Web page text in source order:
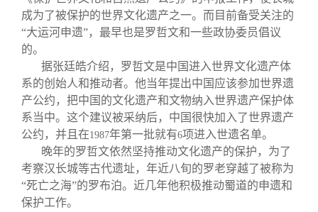
成为了被保护的世界文化遗产之一。而目前备受关注的
“大运河申遗”，最早也是罗哲文和一些政协委员倡议
的。
据张廷皓介绍，罗哲文是中国进入世界文化遗产体
系的创始人和推动者。他当年提出中国应该参加世界遗
产公约，把中国的文化遗产和文物纳入世界遗产保护体
系当中。这个建议被采纳后，中国很快加入了世界遗产
公约，并且在1987年第一批就有6项进入世遗名单。
晚年的罗哲文依然坚持推动文化遗产的保护，为了
考察汉长城等古代遗址，年近八旬的罗老穿越了被称为
“死亡之海”的罗布泊。近几年他积极推动蜀道的申遗和
保护工作。